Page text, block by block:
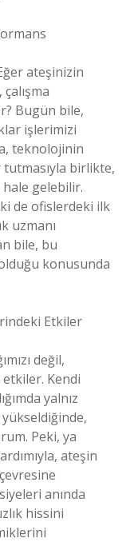
ateşinizin
Bugün bile,
işlerimizi
teknolojinin
tutmasıyla birlikte,
gelebilir.
de ofislerdeki ilk
uzmanı
bile, bu
konusunda
Etkiler
değil,
etkiler. Kendi
yalnız
Peki, ya
ateşin
anında
hissini